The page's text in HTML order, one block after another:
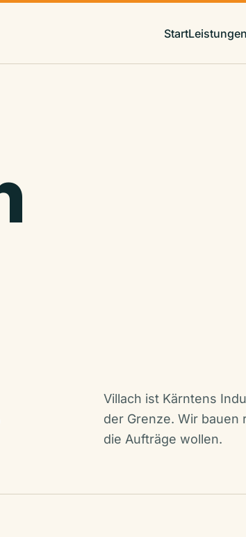
StartLeistungen
Villach ist Kärntens
der Grenze. Wir
die Aufträge wollen.